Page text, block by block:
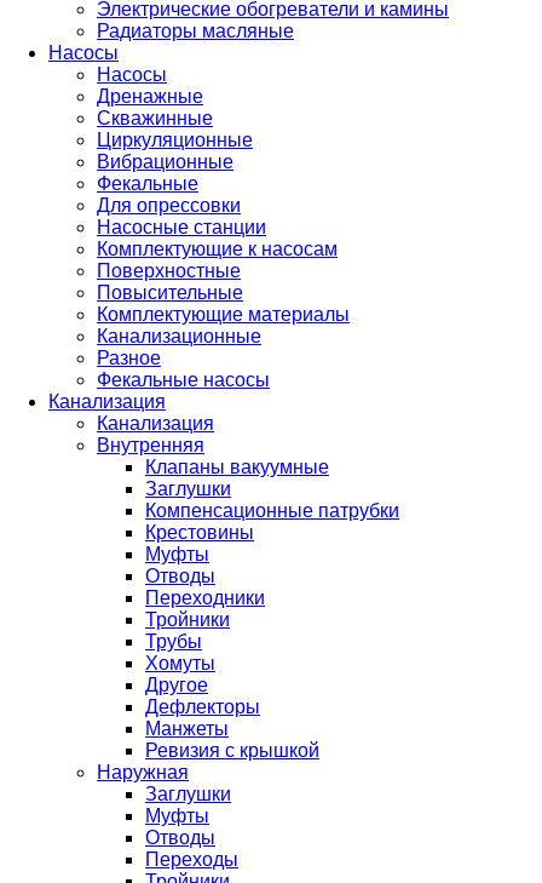
Электрические обогреватели и камины
Радиаторы масляные
Насосы
Насосы
Дренажные
Скважинные
Циркуляционные
Вибрационные
Фекальные
Для опрессовки
Насосные станции
Комплектующие к насосам
Поверхностные
Повысительные
Комплектующие материалы
Канализационные
Разное
Фекальные насосы
Канализация
Канализация
Внутренняя
Клапаны вакуумные
Заглушки
Компенсационные патрубки
Крестовины
Муфты
Отводы
Переходники
Тройники
Трубы
Хомуты
Другое
Дефлекторы
Манжеты
Ревизия с крышкой
Наружная
Заглушки
Муфты
Отводы
Переходы